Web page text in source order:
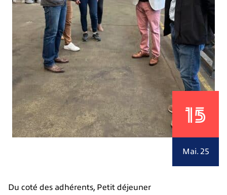
15
Mai. 25
Du coté des adhérents, Petit déjeuner